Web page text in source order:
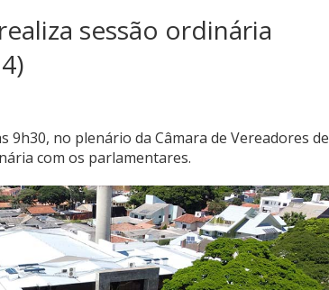
sessão ordinária
9h30, no plenário da Câmara de Vereadores de
com os parlamentares.